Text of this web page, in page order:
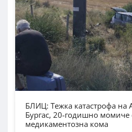
БЛИЦ: Тежка катастрофа на
Бургас, 20-годишно момиче
медикаментозна кома